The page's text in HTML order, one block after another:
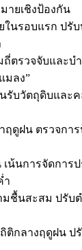
มายเชิงป้องกัน
ในรอบแรก ปรั
ถี่ตรวจจับและบ
มลง”
รับวัตถุดิบและ
ฤดูฝน ตรวจกา
เน้นการจัดการ
ำ
มชื้นสะสม ปรับ
ติกลางฤดูฝน ป